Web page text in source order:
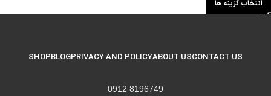
انتخاب گزینه ها
CONTACT US
ABOUT US
PRIVACY AND POLICY
BLOG
SHOP
8196749 0912